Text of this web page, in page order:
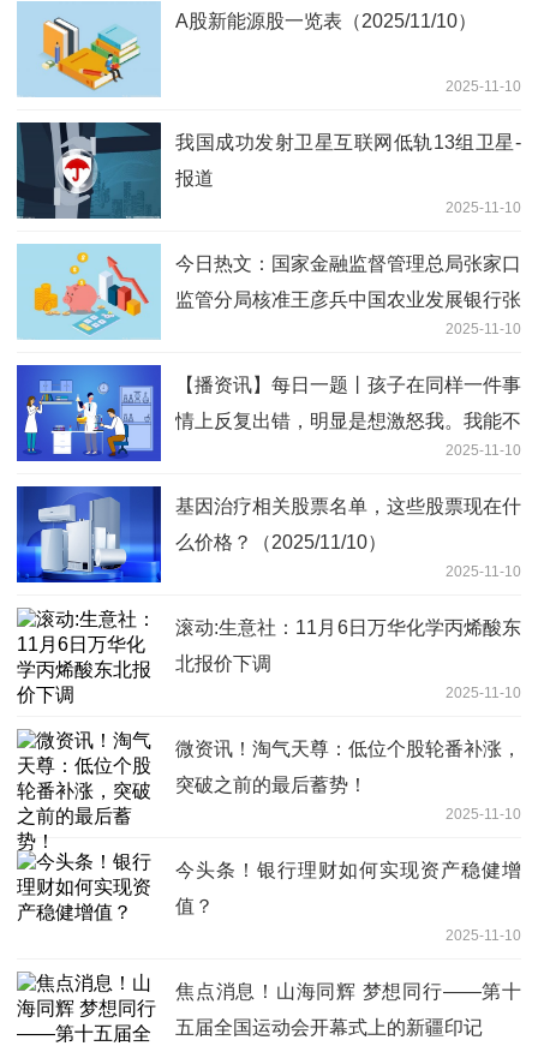
A股新能源股一览表（2025/11/10）
2025-11-10
我国成功发射卫星互联网低轨13组卫星-
报道
2025-11-10
今日热文：国家金融监督管理总局张家口
监管分局核准王彦兵中国农业发展银行张
2025-11-10
【播资讯】每日一题丨孩子在同样一件事
情上反复出错，明显是想激怒我。我能不
2025-11-10
基因治疗相关股票名单，这些股票现在什
么价格？（2025/11/10）
2025-11-10
滚动:生意社：11月6日万华化学丙烯酸东
北报价下调
2025-11-10
微资讯！淘气天尊：低位个股轮番补涨，
突破之前的最后蓄势！
2025-11-10
今头条！银行理财如何实现资产稳健增
值？
2025-11-10
焦点消息！山海同辉 梦想同行——第十
五届全国运动会开幕式上的新疆印记